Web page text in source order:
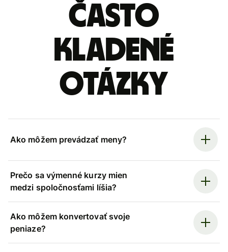
Často
kladené
otázky
Ako môžem prevádzať meny?
Prečo sa výmenné kurzy mien
medzi spoločnosťami líšia?
Ako môžem konvertovať svoje
peniaze?